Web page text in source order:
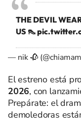
THE DEVIL
US 👠
— nik 🥀
El estreno está
2026, con
Prepárate: el
demoledoras